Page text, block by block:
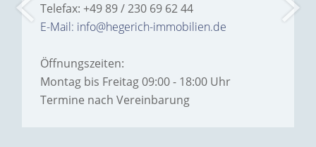
Telefax: +49 89 / 230 69 62 44
E-Mail: info@hegerich-immobilien.de
Öffnungszeiten:
Montag bis Freitag 09:00 - 18:00 Uhr
Termine nach Vereinbarung